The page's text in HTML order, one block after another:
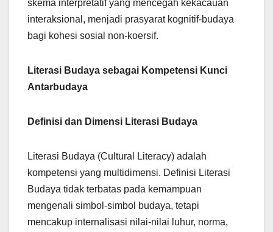
skema interpretatif yang mencegah kekacauan
interaksional, menjadi prasyarat kognitif-budaya
bagi kohesi sosial non-koersif.
Literasi Budaya sebagai Kompetensi Kunci
Antarbudaya
Definisi dan Dimensi Literasi Budaya
Literasi Budaya (Cultural Literacy) adalah
kompetensi yang multidimensi. Definisi Literasi
Budaya tidak terbatas pada kemampuan
mengenali simbol-simbol budaya, tetapi
mencakup internalisasi nilai-nilai luhur, norma,